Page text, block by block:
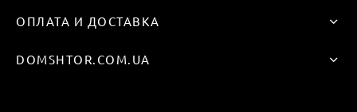
товара.
DOMSHTOR.COM.UA
ОПЛАТА И ДОСТАВКА